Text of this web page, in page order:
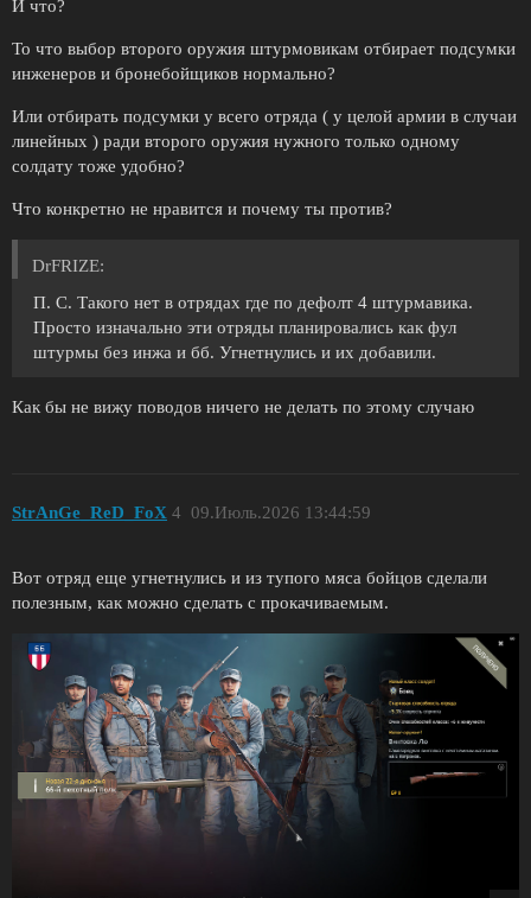
И что?
То что выбор второго оружия штурмовикам отбирает подсумки
инженеров и бронебойщиков нормально?
Или отбирать подсумки у всего отряда ( у целой армии в случаи
линейных ) ради второго оружия нужного только одному
солдату тоже удобно?
Что конкретно не нравится и почему ты против?
DrFRIZE:
П. С. Такого нет в отрядах где по дефолт 4 штурмавика.
Просто изначально эти отряды планировались как фул
штурмы без инжа и бб. Угнетнулись и их добавили.
Как бы не вижу поводов ничего не делать по этому случаю
StrAnGe_ReD_FoX 09.Июль.2026 13:44:59
4
Вот отряд еще угнетнулись и из тупого мяса бойцов сделали
полезным, как можно сделать с прокачиваемым.